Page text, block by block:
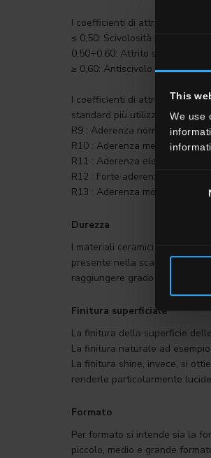
This
We use
Consent
Selection
I coefficienti di attrito statico
≤ 0,50: Scivolosità pericolosa
0,50÷0,60: Attrito soddisfacente
≥ 0,60: Antiscivolo
I coefficienti di attrito dinamico
standard più utilizzato in
R9 : Aderenza normale – da 3°
R10 : Aderenza media – da 10°
R11 : Aderenza elevata – da
R12 : Forte aderenza – da 27° a
R13 : Aderenza molto forte –
Durezza
I materiali ceramici hanno
presente nella scala Mohs.
raggiungere grado 8 sulla
Finitura superficiale
La finitura della superficie
La finitura naturale ad
La finitura shine, invece, si
renderle particolarmente
Formato
Per formato si intende sia la
piccolo, medio e grande